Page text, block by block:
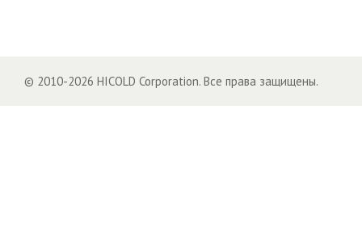
© 2010-2026 HICOLD Corporation. Все права защищены.